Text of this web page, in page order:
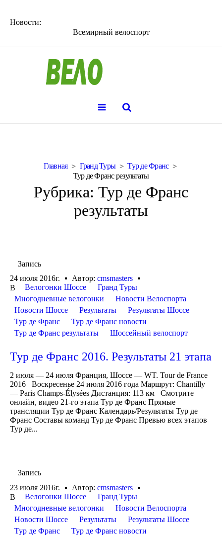
Новости:
Всемирный велоспорт
Главная Гранд Туры
Тур де Франс
Тур де Франс результаты
Рубрика: Тур де Франс
результаты
Запись
24 июля 2016г.
Автор: cmsmasters
В
Велогонки Шоссе
Гранд Туры
Многодневные велогонки
Новости Велоспорта
Новости Шоссе
Результаты
Результаты Шоссе
Тур де Франс
Тур де Франс новости
Тур де Франс результаты
Шоссейный велоспорт
Тур де Франс 2016. Результаты 21 этапа
2 июля — 24 июля Франция, Шоссе — WT. Tour de France
2016 Воскресенье 24 июля 2016 года Маршрут: Chantilly
— Paris Champs-Élysées Дистанция: 113 км Смотрите
онлайн, видео 21-го этапа Тур де Франс Прямые
трансляции Тур де Франс Календарь/Результаты Тур де
Франс Составы команд Тур де Франс Превью всех этапов
Тур де...
Запись
23 июля 2016г.
Автор: cmsmasters
В
Велогонки Шоссе
Гранд Туры
Многодневные велогонки
Новости Велоспорта
Новости Шоссе
Результаты
Результаты Шоссе
Тур де Франс
Тур де Франс новости